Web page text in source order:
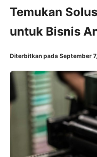
Temukan
untuk Bisnis
Diterbitkan pada September